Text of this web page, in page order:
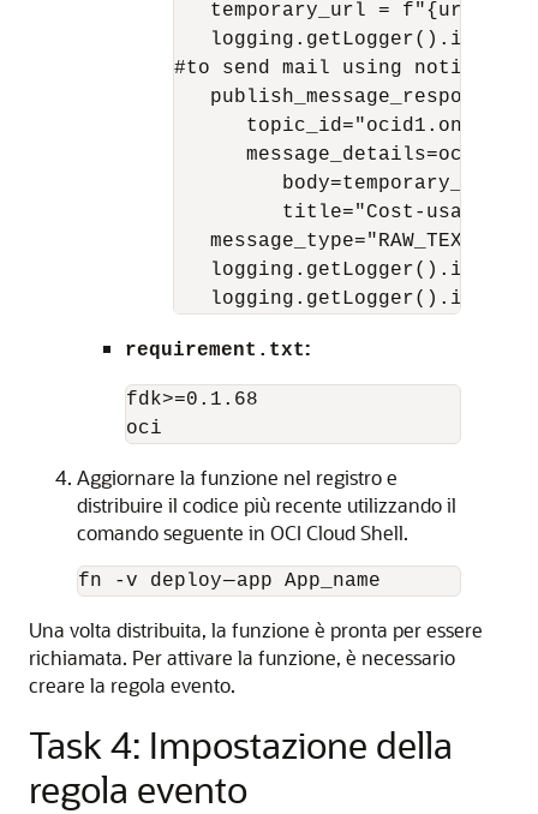
temporary_url =
#to send mail using
publish_message_response =
         body=temporary_url,
title="Cost-usage
   message_type="RAW_TEXT")
requirement.txt:
fdk>=0.1.68
Aggiornare la funzione nel registro e
distribuire il codice più recente utilizzando il
comando seguente in OCI Cloud Shell.
Una volta distribuita, la funzione è pronta per essere
richiamata. Per attivare la funzione, è necessario
creare la regola evento.
Task 4: Impostazione della
regola evento